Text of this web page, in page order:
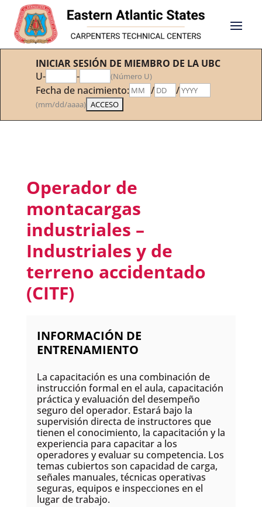
INICIAR SESIÓN DE MIEMBRO DE LA UBC
U-
- (Número U)
Fecha de nacimiento: / /
(mm/dd/aaaa)
Operador de
montacargas
industriales –
Industriales y de
terreno accidentado
(CITF)
INFORMACIÓN DE
ENTRENAMIENTO
La capacitación es una combinación de
instrucción formal en el aula, capacitación
práctica y evaluación del desempeño
seguro del operador. Estará bajo la
supervisión directa de instructores que
tienen el conocimiento, la capacitación y la
experiencia para capacitar a los
operadores y evaluar su competencia. Los
temas cubiertos son capacidad de carga,
señales manuales, técnicas operativas
seguras, equipos e inspecciones en el
lugar de trabajo.